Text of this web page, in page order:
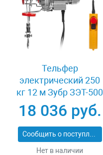
Тельфер
электрический 250
кг 12 м Зубр ЗЭТ-500
18 036 руб.
Сообщить о поступлении
Нет в наличии